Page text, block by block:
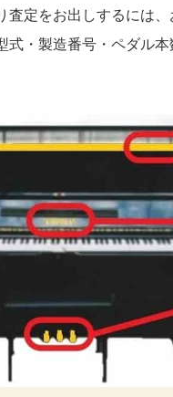
査定をお出しするには
式・製造番号・ペダル